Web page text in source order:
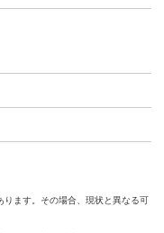
ます。その場合、現状と異なる可